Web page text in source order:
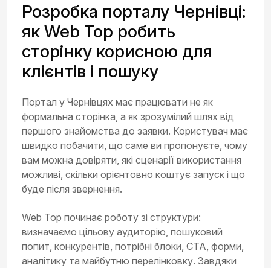
Розробка порталу Чернівці:
як Web Top робить
сторінку корисною для
клієнтів і пошуку
Портал у Чернівцях має працювати не як
формальна сторінка, а як зрозумілий шлях від
першого знайомства до заявки. Користувач має
швидко побачити, що саме ви пропонуєте, чому
вам можна довіряти, які сценарії використання
можливі, скільки орієнтовно коштує запуск і що
буде після звернення.
Web Top починає роботу зі структури:
визначаємо цільову аудиторію, пошуковий
попит, конкурентів, потрібні блоки, CTA, форми,
аналітику та майбутню перелінковку. Завдяки